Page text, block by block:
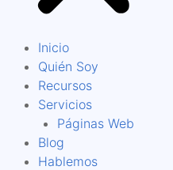
Inicio
Quién Soy
Recursos
Servicios
Páginas Web
Blog
Hablemos